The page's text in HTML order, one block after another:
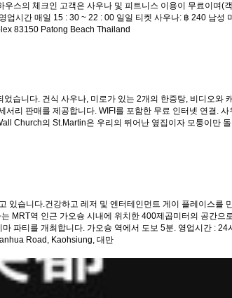
스의 체크인 고객은 사우나 및 피트니스 이용이 무료이며(
시간 매일 15 : 30 ~ 22 : 00 일일 티켓 사우나: ฿ 240 남성
83150 Patong Beach Thailand
습니다. 건식 사우나, 미로가 있는 2개의 한증탕, 비디오와
리 판매를 제공합니다. WIFI를 포함한 무료 인터넷 연결.
Church의 St.Martin은 우리의 뛰어난 옆집이자 모퉁이만
습니다.건강하고 레저 및 엔터테인먼트 게이 플레이스를
MRT역 인근 가오슝 시내에 위치한 400제곱미터의 공간으
파티를 개최합니다. 가오슝 역에서 도보 5분. 영업시간 :
Road, Kaohsiung, 대만